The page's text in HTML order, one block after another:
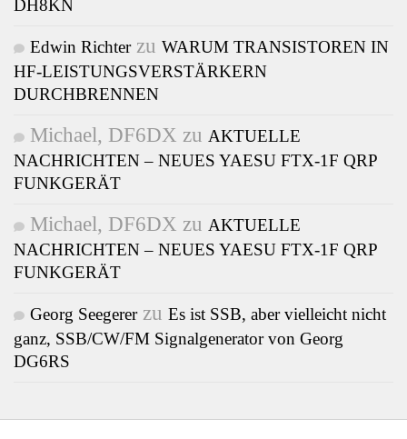
DH8KN
Edwin Richterzu WARUM TRANSISTOREN IN
HF-LEISTUNGSVERSTÄRKERN
DURCHBRENNEN
Michael, DF6DX zu AKTUELLE
NACHRICHTEN – NEUES YAESU FTX-1F QRP
FUNKGERÄT
Michael, DF6DX zu AKTUELLE
NACHRICHTEN – NEUES YAESU FTX-1F QRP
FUNKGERÄT
Georg Seegererzu Es ist SSB, aber vielleicht nicht
ganz, SSB/CW/FM Signalgenerator von Georg
DG6RS